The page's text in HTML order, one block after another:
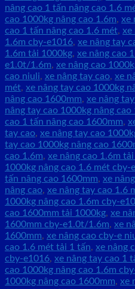
nâng cao 1 tấn nâng cao 1.6
cao 1000kg nâng cao 1.6m, xe
cao 1 tấn nâng cao 1.6 mét, xe
1.6m cby-e1016, xe nâng tay
1.6m tải 1000kg, xe nâng cao
e1.0t/1.6m, xe nâng cao
cao niuli, xe nâng tay cao, xe
mét, xe nâng tay cao 1000kg
nâng cao 1600mm, xe nâng
nâng tay cao 1000kg nâng
cao 1 tấn nâng cao 1600mm,
tay cao, xe nâng tay cao
tay cao 1000kg nâng cao
cao 1.6m, xe nâng cao 1.6m
1000kg nâng cao 1.6 mét cby-
tấn nâng cao 1600mm, xe
nâng cao, xe nâng tay cao 1.6
1000kg nâng cao 1.6m cby-
cao 1600mm tải 1000kg, xe
1600mm cby-e1.0t/1.6m, xe
1600mm, xe nâng cao cby-e
cao 1.6 mét tải 1 tấn, xe nâng
cby-e1016, xe nâng tay cao 1
cao 1000kg nâng cao 1.6m
1000kg nâng cao 1600mm, xe